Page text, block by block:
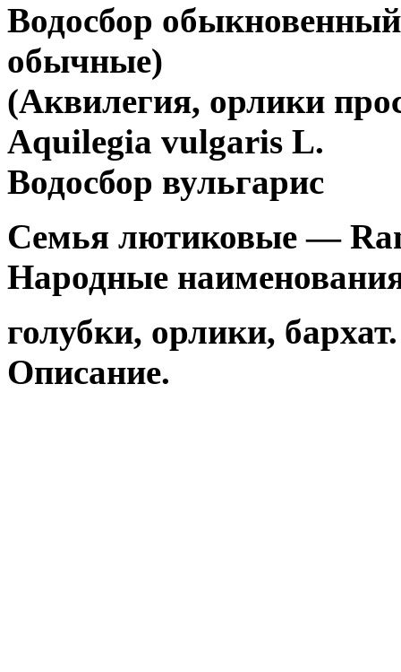
Водосбор
обычные)
(Аквилегия, орлики
Aquilegia vulgaris L.
Водосбор вульгарис
Семья лютиковые —
Народные
голубки, орлики, бархат.
Описание.